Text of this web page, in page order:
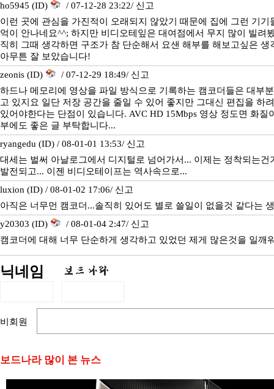
ho5945 (ID)
/ 07-12-28 23:22/ 신고
이런 곳에 관심을 가진적이 오래되지 않았기 때문에 집에 그런 기기
억이 안나네요^^; 하지만 비디오테잎은 대여점에서 무지 많이 빌려
직히 그때 생각하면 구조가 참 단순해서 요샌 해부를 해보고싶은 생
아무튼 잘 보았습니다!
zeonis (ID)
/ 07-12-29 18:49/ 신고
하드나 메모리에 영상을 파일 방식으로 기록하는 캠코더들은 대부
고 있지요 일단 저장 공간을 줄일 수 있어 좋지만 그대신 편집을 하
있어야한다는 단점이 있습니다. AVC HD 15Mbps 영상 정도면 화질
부에도 좋은 글 부탁합니다...
ryangedu (ID) / 08-01-01 13:53/ 신고
대세는 벌써 아날로그에서 디지털로 넘어가서... 이제는 정착되는건
발전되고... 이젠 비디오테이프는 역사속으로...
luxion (ID) / 08-01-02 17:06/ 신고
아직은 너무먼 캠코더...솔직히 있어도 별로 쓸일이 없을것 같다는
y20303 (ID)
/ 08-01-04 2:47/ 신고
캠코더에 대해 너무 단순하게 생각하고 있었던 제게 많은것을 일깨
닉네임
비회원
보드나라 많이 본 뉴스